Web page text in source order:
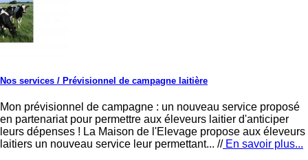
Nos services / Prévisionnel de campagne laitière
Mon prévisionnel de campagne : un nouveau service proposé
en partenariat pour permettre aux éleveurs laitier d'anticiper
leurs dépenses ! La Maison de l'Elevage propose aux éleveurs
laitiers un nouveau service leur permettant... //En savoir plus...